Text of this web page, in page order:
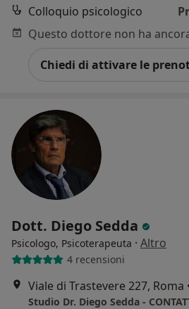
Colloquio psicologico
Chiedi di attivare le
Dott. Diego Sedda
Psicologo, Psicoterapeuta · Altro
4 recensioni
Viale di Trastevere 227, Roma